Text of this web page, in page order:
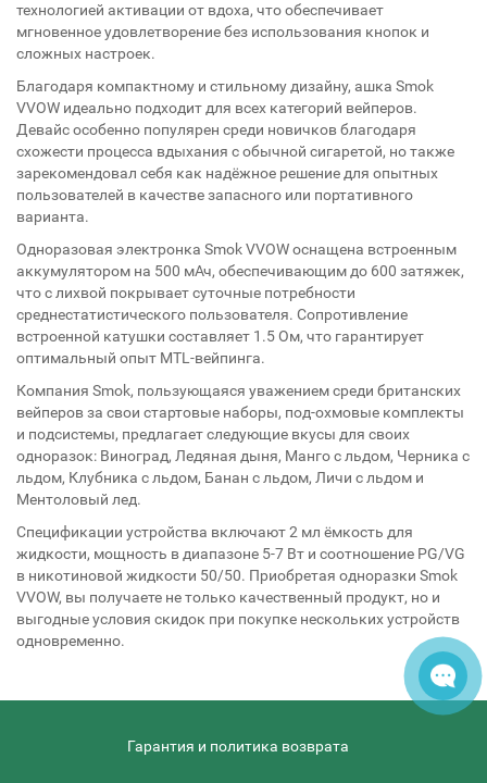
технологией активации от вдоха, что обеспечивает
мгновенное удовлетворение без использования кнопок и
сложных настроек.
Благодаря компактному и стильному дизайну, ашка Smok
VVOW идеально подходит для всех категорий вейперов.
Девайс особенно популярен среди новичков благодаря
схожести процесса вдыхания с обычной сигаретой, но также
зарекомендовал себя как надёжное решение для опытных
пользователей в качестве запасного или портативного
варианта.
Одноразовая электронка Smok VVOW оснащена встроенным
аккумулятором на 500 мАч, обеспечивающим до 600 затяжек,
что с лихвой покрывает суточные потребности
среднестатистического пользователя. Сопротивление
встроенной катушки составляет 1.5 Ом, что гарантирует
оптимальный опыт MTL-вейпинга.
Компания Smok, пользующаяся уважением среди британских
вейперов за свои стартовые наборы, под-охмовые комплекты
и подсистемы, предлагает следующие вкусы для своих
одноразок: Виноград, Ледяная дыня, Манго с льдом, Черника с
льдом, Клубника с льдом, Банан с льдом, Личи с льдом и
Ментоловый лед.
Спецификации устройства включают 2 мл ёмкость для
жидкости, мощность в диапазоне 5-7 Вт и соотношение PG/VG
в никотиновой жидкости 50/50. Приобретая одноразки Smok
VVOW, вы получаете не только качественный продукт, но и
выгодные условия скидок при покупке нескольких устройств
одновременно.
Гарантия и политика возврата